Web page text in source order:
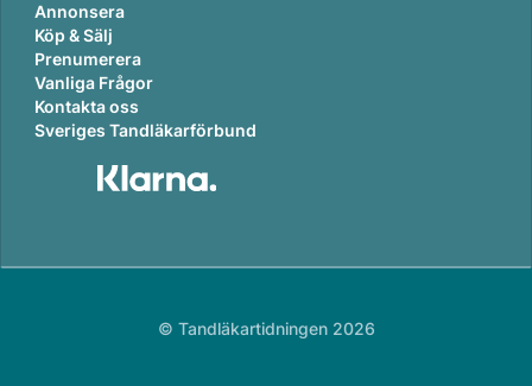
Annonsera
Köp & Sälj
Prenumerera
Vanliga Frågor
Kontakta oss
Sveriges Tandläkarförbund
© Tandläkartidningen 2026